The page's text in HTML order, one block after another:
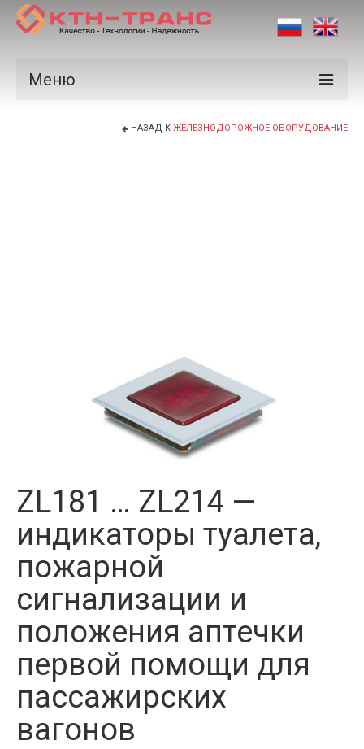
Меню
НАЗАД К ЖЕЛЕЗНОДОРОЖНОЕ ОБОРУДОВАНИЕ
ZL181 … ZL214 —
индикаторы туалета,
пожарной
сигнализации и
положения аптечки
первой помощи для
пассажирских
вагонов